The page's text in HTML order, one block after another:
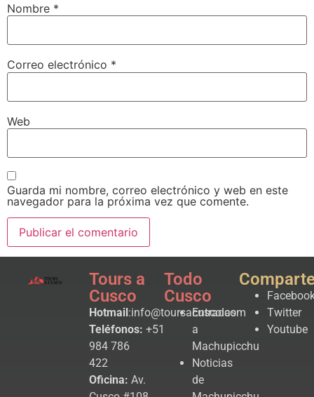
Nombre *
Correo electrónico *
Web
Guarda mi nombre, correo electrónico y web en este
navegador para la próxima vez que comente.
Tours a
Cusco
Hotmail :info@toursacusco.com
Teléfonos: +51
984 786
422
Oficina: Av.
Todo
Cusco
Entradas
a
Machupicchu
Noticias
de
Twitter
Youtube